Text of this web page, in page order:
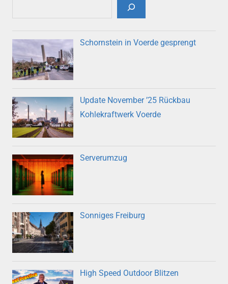
Schornstein in Voerde gesprengt
Update November ’25 Rückbau
Kohlekraftwerk Voerde
Serverumzug
Sonniges Freiburg
High Speed Outdoor Blitzen